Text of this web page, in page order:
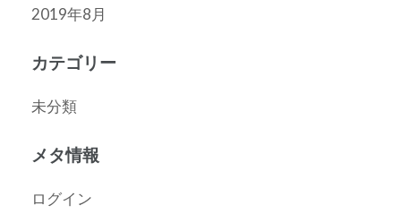
2019年8月
カテゴリー
未分類
メタ情報
ログイン